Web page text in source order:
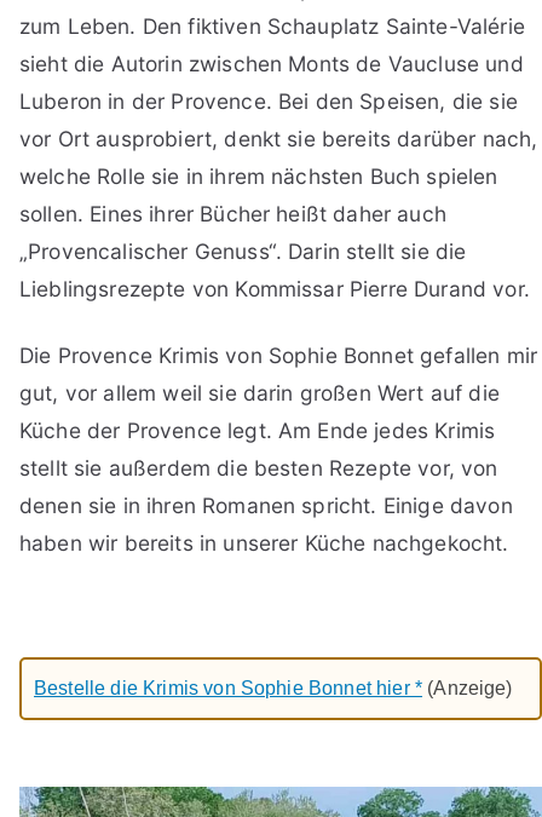
zum Leben. Den fiktiven Schauplatz Sainte-Valérie
sieht die Autorin zwischen Monts de Vaucluse und
Luberon in der Provence. Bei den Speisen, die sie
vor Ort ausprobiert, denkt sie bereits darüber nach,
welche Rolle sie in ihrem nächsten Buch spielen
sollen. Eines ihrer Bücher heißt daher auch
„Provencalischer Genuss“. Darin stellt sie die
Lieblingsrezepte von Kommissar Pierre Durand vor.
Die Provence Krimis von Sophie Bonnet gefallen mir
gut, vor allem weil sie darin großen Wert auf die
Küche der Provence legt. Am Ende jedes Krimis
stellt sie außerdem die besten Rezepte vor, von
denen sie in ihren Romanen spricht. Einige davon
haben wir bereits in unserer Küche nachgekocht.
Bestelle die Krimis von Sophie Bonnet hier * (Anzeige)